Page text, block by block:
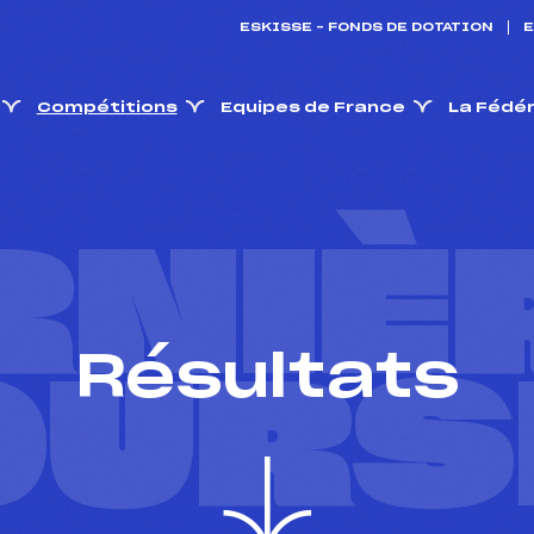
ESKISSE – FONDS DE DOTATION
Compétitions Equipes de France La
Résultats